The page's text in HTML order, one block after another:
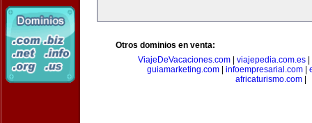
Otros dominios en venta:
ViajeDeVacaciones.com
viajepedia.com.es
guiamarketing.com| infoempresarial.com|
africaturismo.com